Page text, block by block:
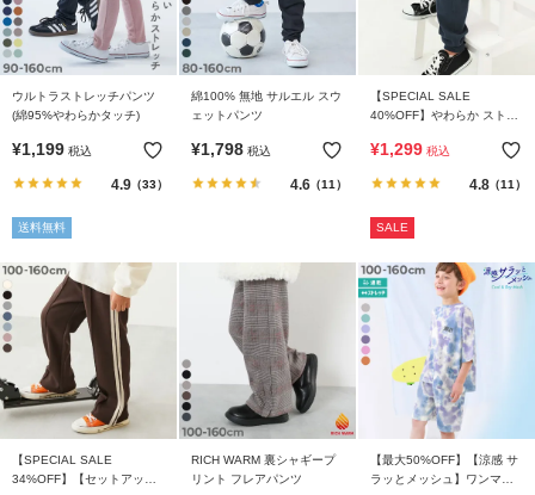
ウルトラストレッチパンツ
(綿95%やわらかタッチ)
¥1,199 税込
4.9（33）
送料無料
綿100% 無地 サルエル スウ
ェットパンツ
¥1,798 税込
4.6（11）
【SPECIAL SALE
40%OFF】やわらか ストレ
¥1,299 税込
4.8（11）
SALE
【SPECIAL SALE
34%OFF】【セットアップ
RICH WARM 裏シャギープ
リント フレアパンツ
【最大50%OFF】【涼感 サ
ラッとメッシュ】ワンマイ